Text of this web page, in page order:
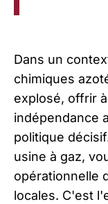
Dans un
chimiques
explosé, offrir
indépendance
politique
usine à gaz,
opérationnelle
locales. C'est